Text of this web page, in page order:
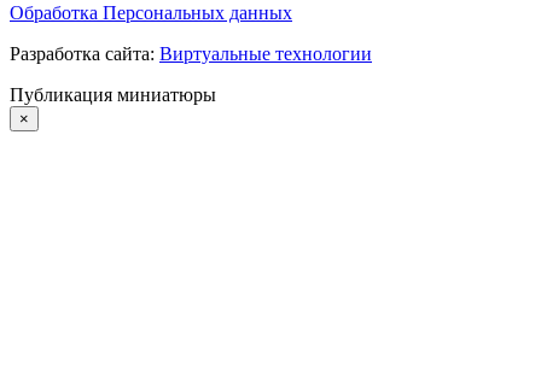
Обработка Персональных данных
Разработка сайта: Виртуальные технологии
Публикация миниатюры
×